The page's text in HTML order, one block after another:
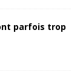
parfois trop